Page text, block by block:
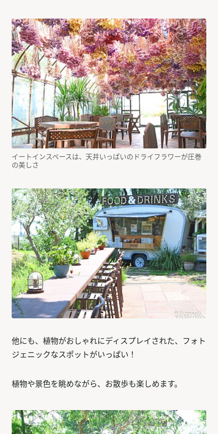
イートインスペースは、天井いっぱいのドライフラワーが圧巻
の美しさ
他にも、植物がおしゃれにディスプレイされた、フォト
ジェニックなスポットがいっぱい！
植物や景色を眺めながら、お散歩も楽しめます。